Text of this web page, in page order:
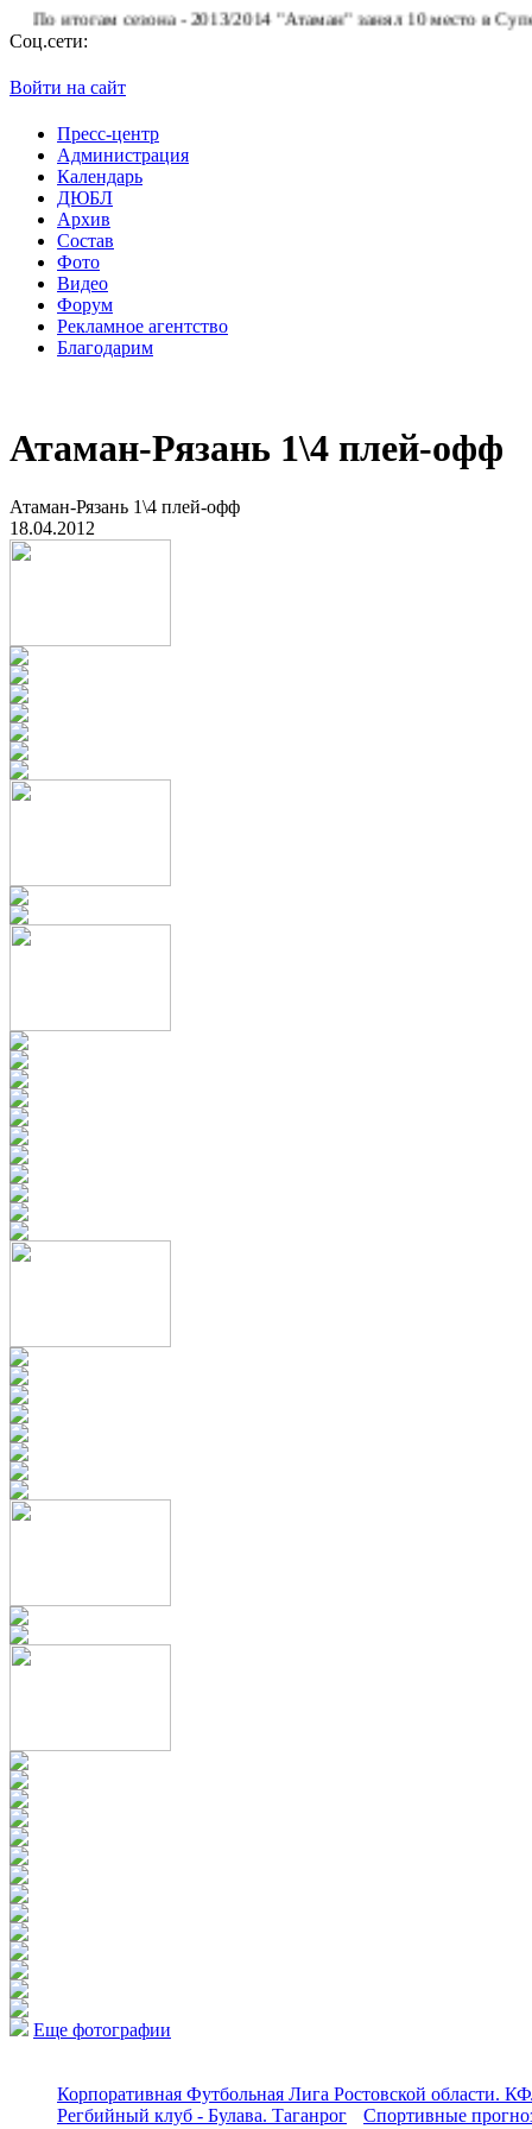
итогам сезона - 2013/2014 "Атаман" занял 10 место в
Соц.сети:
Войти на сайт
Пресс-центр
Администрация
Календарь
ДЮБЛ
Архив
Состав
Фото
Видео
Форум
Рекламное агентство
Благодарим
Атаман-Рязань 1\4 плей-офф
Атаман-Рязань 1\4 плей-офф
18.04.2012
Еще фотографии
Корпоративная Футбольная Лига Ростовской области.
Регбийный клуб - Булава. Таганрог
Спортивные